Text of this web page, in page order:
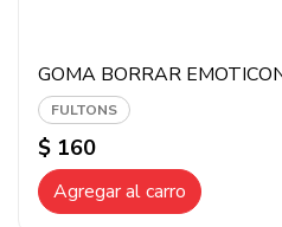
GOMA BORRAR
FULTONS
$ 160
Agregar al carro